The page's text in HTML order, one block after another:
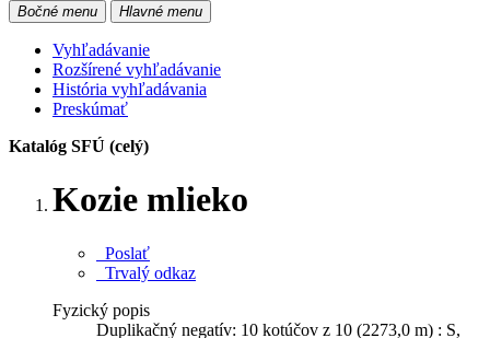
Bočné menu Hlavné menu
Vyhľadávanie
Rozšírené vyhľadávanie
História vyhľadávania
Preskúmať
Katalóg SFÚ (celý)
Kozie mlieko
Poslať
Trvalý odkaz
Fyzický popis
Duplikačný negatív: 10 kotúčov z 10 (2273,0 m) : S,